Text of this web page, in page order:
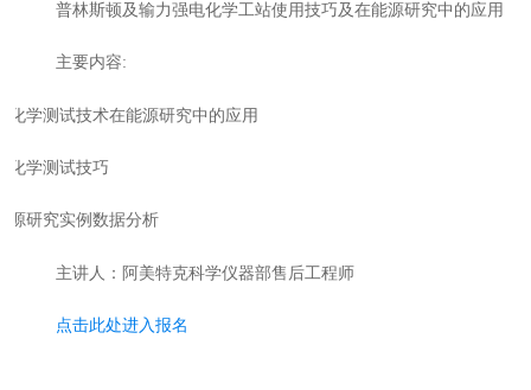
普林斯顿及输力强电化学工站使用技巧及在能源研究中的应用
主要内容:
化学测试技术在能源研究中的应用
化学测试技巧
源研究实例数据分析
主讲人：阿美特克科学仪器部售后工程师
点击此处进入报名